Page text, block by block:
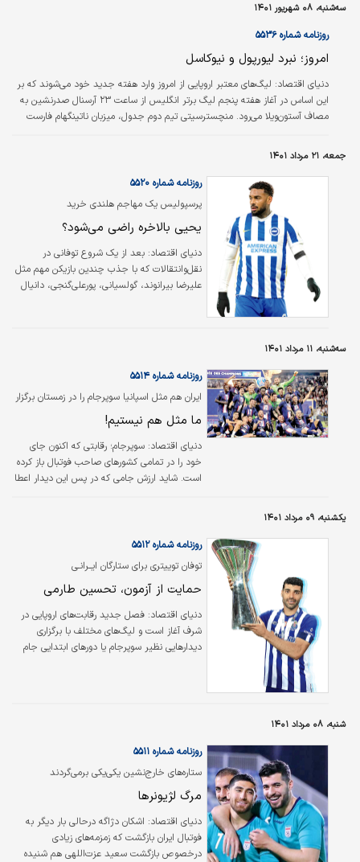
سه‌شنبه، ۰۸ شهریور ۱۴۰۱
روزنامه شماره ۵۵۳۶
امروز؛ نبرد لیورپول و نیوکاسل
دنياي اقتصاد: لیگ‌های معتبر اروپایی از امروز وارد هفته جدید خود می‌شوند که بر
این اساس در آغاز هفته پنجم لیگ برتر انگلیس از ساعت ۲۳‌ ‌‌‌آرسنال صدرنشین به
مصاف آستون‌ویلا می‌رود. منچسترسیتی تیم دوم جدول، میزبان ناتینگهام فارست
به مصاف لچه می‌رود. در فرانسه پی‌اس‌جی پس از تساوی هفته قبل، ‌این هفته
‌میهمان تولوز است و در آغاز دور جدید جام حذفی آلمان، بایرن…
جمعه، ۲۱ مرداد ۱۴۰۱
پرسپولیس یک مهاجم هلندی خرید
روزنامه شماره ۵۵۲۰
یحیی بالاخره راضی می‌شود؟
دنياي اقتصاد: بعد از یک شروع توفانی در
نقل‌وانتقالات که با جذب چندین بازیکن مهم مثل
علیرضا بیرانوند، گولسیانی، پورعلی‌گنجی، دانیال
تبدیل شد.
سه‌شنبه، ۱۱ مرداد ۱۴۰۱
ایران هم مثل اسپانیا سوپرجام را در زمستان برگزار
می‌کند اما...
روزنامه شماره ۵۵۱۴
ما مثل هم نیستیم!
دنياي اقتصاد: سوپرجام؛ رقابتی که اکنون جای
خود را در تمامی کشورهای صاحب فوتبال باز کرده
است. شاید ارزش جامی که در پس این دیدار اعطا
شده که دو تورنمنت لیگ برتر و جام حذفی را
برگزار می‌کنند.
یکشنبه، ۰۹ مرداد ۱۴۰۱
توفان توییتری برای ستارگان ایــرانـی
روزنامه شماره ۵۵۱۲
حمایت از آزمون، تحسین طارمی
دنياي اقتصاد: فصل جدید رقابت‌های اروپایی در
شرف آغاز است و لیگ‌های مختلف با برگزاری
دیدارهایی نظیر سوپرجام یا دورهای ابتدایی جام
اضافه ولی سردار آزمون حذف تلخی را تجربه کرد.
شنبه، ۰۸ مرداد ۱۴۰۱
ستاره‌های خارج‌نشین یکی‌یکی برمی‌گردند
روزنامه شماره ۵۵۱۱
مرگ لژیونرها
دنياي اقتصاد: اشکان دژاگه درحالی بار دیگر به
فوتبال ایران بازگشت که زمزمه‌های زیادی
درخصوص بازگشت سعید عزت‌اللهی هم شنیده